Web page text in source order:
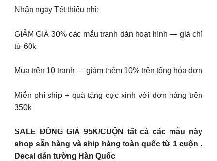
Nhân ngày Tết thiếu nhi:
GIẢM GIÁ 30% các mẫu tranh dán hoạt hình — giá chỉ
từ 60k
Mua trên 10 tranh — giảm thêm 10% trên tổng hóa đơn
Miễn phí ship + quà tặng cực xinh với đơn hàng trên
350k
SALE ĐỒNG GIÁ 95K/CUỘN tất cả các mẫu này
shop sẵn hàng và ship hàng toàn quốc từ 1 cuộn .
Decal dán tường Hàn Quốc